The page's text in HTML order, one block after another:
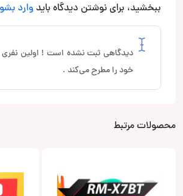
ببخشید، برای نوشتن دیدگاه باید وارد
دیدگاهی ثبت نشده است ! اولین نفری
خود را مطرح می‌کند .
محصولات مرتبط